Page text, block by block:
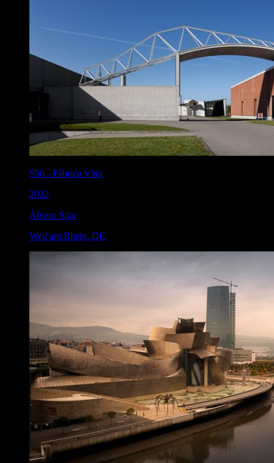
S58 - Fábrica Vitra
2022
Álvaro Siza
Weil am Rhein, DE